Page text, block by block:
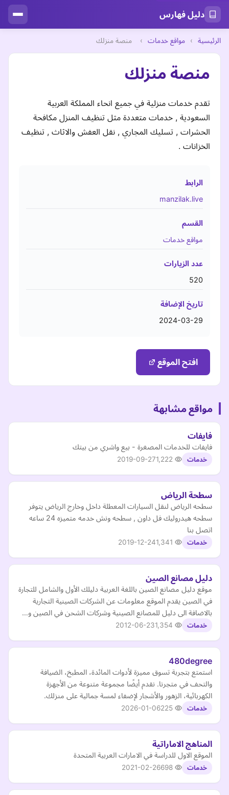
دليل فهارس
الرئيسية › مواقع خدمات › منصة منزلك
منصة منزلك
تقدم خدمات منزلية في جميع انحاء المملكة العربية
السعودية , خدمات متعددة مثل تنظيف المنزل مكافحة
الحشرات , تسليك المجاري , نقل العفش والاثاث , تنظيف
الخزانات .
الرابط
manzilak.live
القسم
مواقع خدمات
عدد الزيارات
520
تاريخ الإضافة
2024-03-29
افتح الموقع
مواقع مشابهة
فايفات
فايفات للخدمات المصغرة - بيع واشري من بيتك
خدمات 2019-09-27
سطحة الرياض
سطحه الرياض لنقل السيارات المعطلة داخل وخارج الرياض يتوفر
سطحه هيدروليك فل داون , سطحه ونش خدمه متميزه 24 ساعه
اتصل بنا
خدمات 2019-12-24
دليل مصانع الصين
موقع دليل مصانع الصين باللغة العربية دليلك الأول والشامل للتجارة
في الصين يقدم الموقع معلومات عن الشركات الصينية التجارية
بالاضافة الى دليل للمصانع الصينية وشركات الشحن في الصين و…
خدمات 2012-06-23
480degree
استمتع بتجربة تسوق مميزة لأدوات المائدة، المطبخ، الضيافة
والتحف في متجرنا. نقدم أيضًا مجموعة متنوعة من الأجهزة
الكهربائية، الزهور والأشجار لإضفاء لمسة جمالية على منزلك.
خدمات 2026-01-06
المناهج الاماراتية
الموقع الاول للدراسة في الامارات العربية المتحدة
خدمات 2021-02-26